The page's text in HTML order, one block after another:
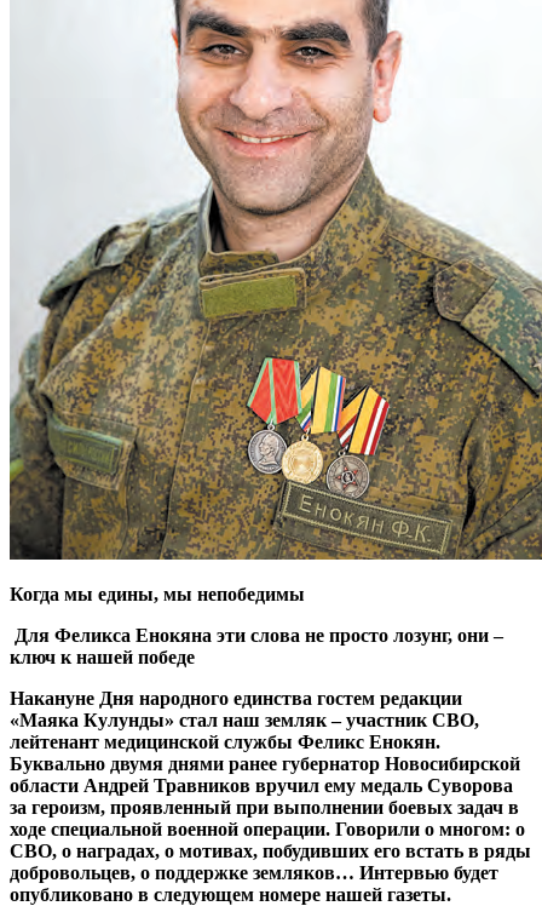
Когда мы едины, мы непобедимы
Для Феликса Енокяна эти слова не просто лозунг, они –
ключ к нашей победе
Накануне Дня народного единства гостем редакции
«Маяка Кулунды» стал наш земляк – участник СВО,
лейтенант медицинской службы Феликс Енокян.
Буквально двумя днями ранее губернатор Новосибирской
области Андрей Травников вручил ему медаль Суворова
за героизм, проявленный при выполнении боевых задач в
ходе специальной военной операции. Говорили о многом: о
СВО, о наградах, о мотивах, побудивших его встать в ряды
добровольцев, о поддержке земляков… Интервью будет
опубликовано в следующем номере нашей газеты.